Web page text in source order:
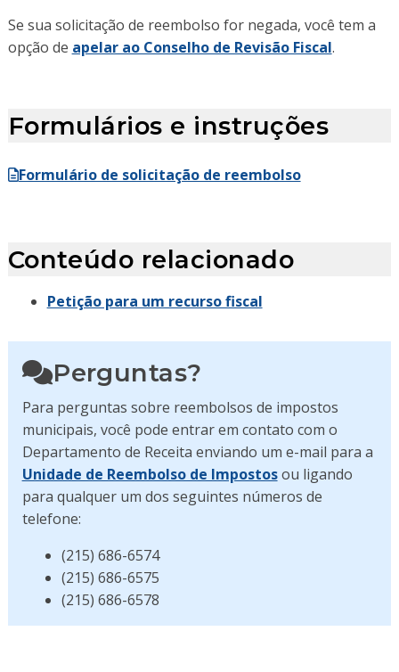
Se sua solicitação de reembolso for negada, você tem a
opção de apelar ao Conselho de Revisão Fiscal.
Formulários e instruções
Formulário de solicitação de reembolso
Conteúdo relacionado
Petição para um recurso fiscal
Perguntas?
Para perguntas sobre reembolsos de impostos
municipais, você pode entrar em contato com o
Departamento de Receita enviando um e-mail para a
Unidade de Reembolso de Impostosou ligando
para qualquer um dos seguintes números de
telefone:
(215) 686-6574
(215) 686-6575
(215) 686-6578